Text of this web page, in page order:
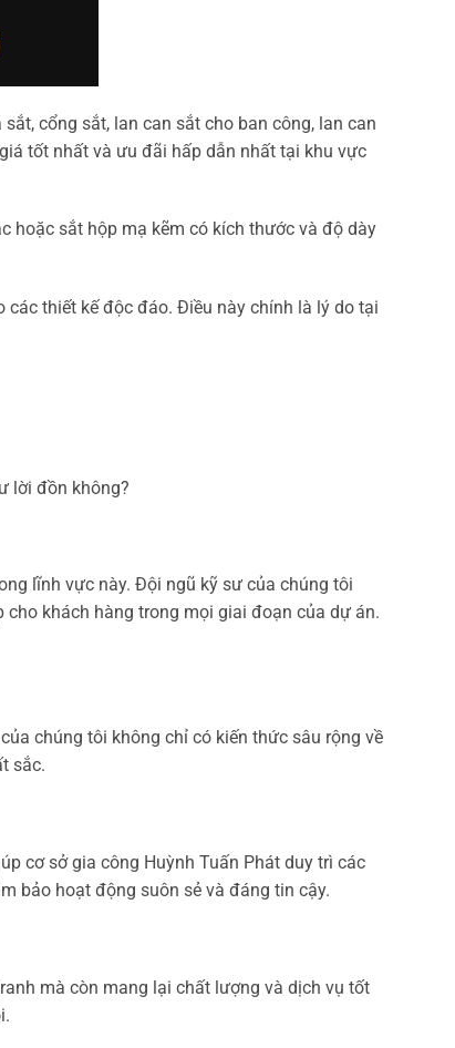
cổng sắt, lan can sắt cho ban công, lan can
tốt nhất và ưu đãi hấp dẫn nhất tại khu vực
hoặc sắt hộp mạ kẽm có kích thước và độ dày
thiết kế độc đáo. Điều này chính là lý do tại
lời đồn không?
lĩnh vực này. Đội ngũ kỹ sư của chúng tôi
khách hàng trong mọi giai đoạn của dự án.
chúng tôi không chỉ có kiến thức sâu rộng về
sắc.
cơ sở gia công Huỳnh Tuấn Phát duy trì các
bảo hoạt động suôn sẻ và đáng tin cậy.
mà còn mang lại chất lượng và dịch vụ tốt